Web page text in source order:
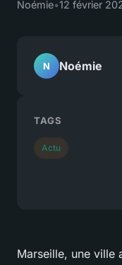
Noémie•12 février
Marseille, une ville
N Noémie
TAGS
Actu